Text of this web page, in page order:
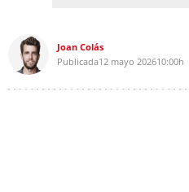
Joan Colás
Publicada12 mayo 202610:00h